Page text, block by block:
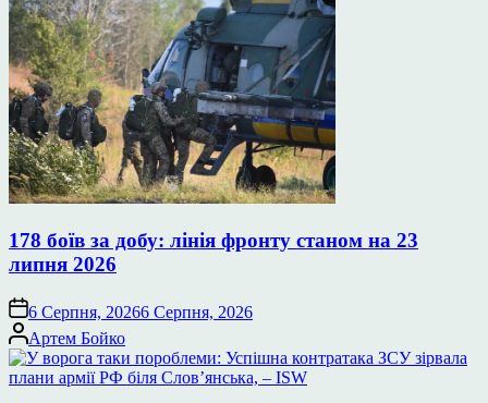
178 боїв за добу: лінія фронту станом на 23
липня 2026
6 Серпня, 20266 Серпня, 2026
Опубліковано
Артем Бойко